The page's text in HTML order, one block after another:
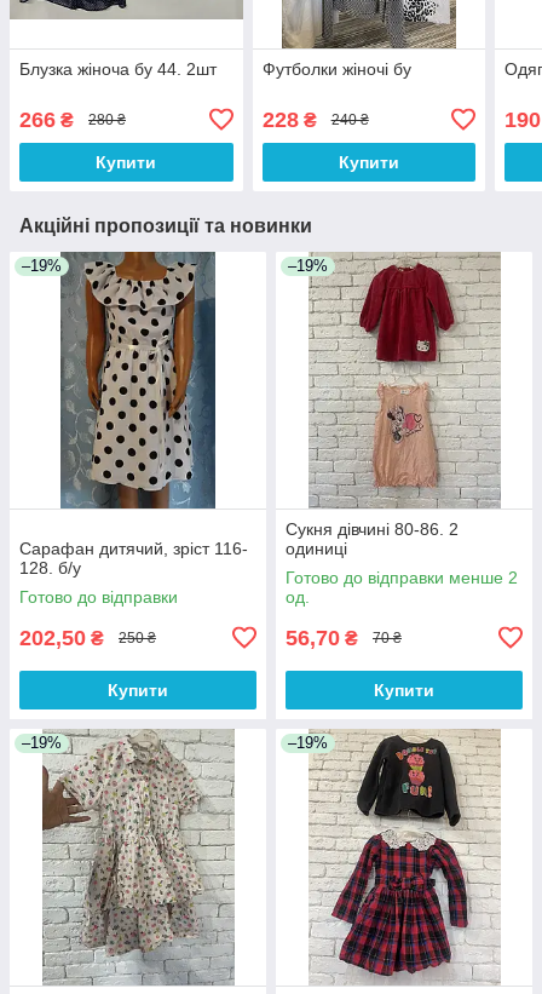
Блузка жіноча бу 44. 2шт
266 ₴ 280 ₴
Купити
Футболки жіночі бу
228₴ 240 ₴
Купити
190
Акційні пропозиції та новинки
–19%
Сарафан дитячий, зріст 116-
128. б/у
Готово до відправки
202,50 ₴ 250 ₴
Купити
–19%
Сукня дівчині 80-86. 2
одиниці
Готово до відправки менше 2
од.
56,70 ₴ 70 ₴
Купити
–19% –19%